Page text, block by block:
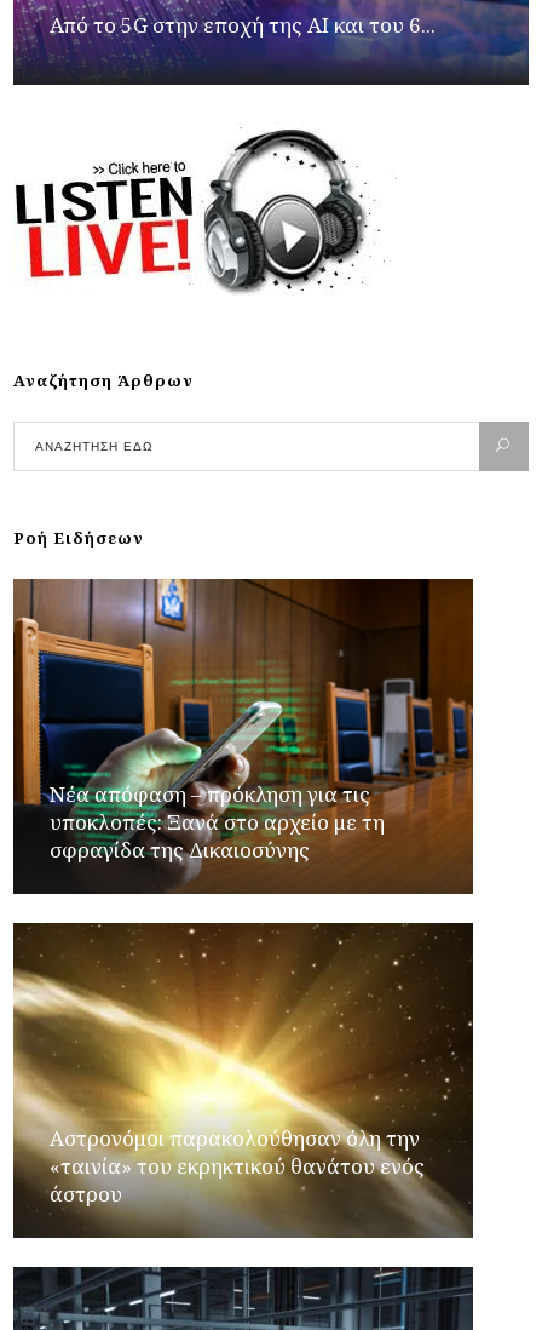
Από το 5G στην εποχή της AI και του 6...
Αναζήτηση Άρθρων
Ροή Ειδήσεων
Νέα απόφαση – πρόκληση για τις
υποκλοπές: Ξανά στο αρχείο με τη
σφραγίδα της Δικαιοσύνης
Αστρονόμοι παρακολούθησαν όλη την
«ταινία» του εκρηκτικού θανάτου ενός
άστρου